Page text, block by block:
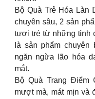
Bộ Quà Trẻ Hóa Làn
chuyên sâu, 2 sản
tươi trẻ từ những tinh
là sản phẩm
ngăn ngừa lão hóa
mắt.
Bộ Quà Trang Điểm
mượt mà, mát mịn và